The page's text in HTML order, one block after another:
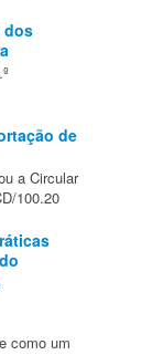
dos
de
a Circular
100.20
como um